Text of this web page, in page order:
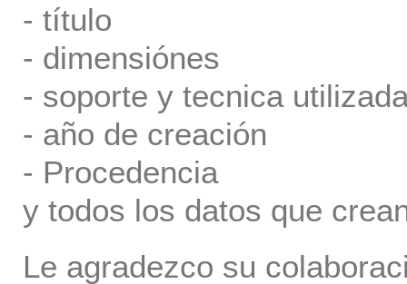
- título
- dimensiónes
- soporte y tecnica
- año de creación
- Procedencia
y todos los datos que
Le agradezco su